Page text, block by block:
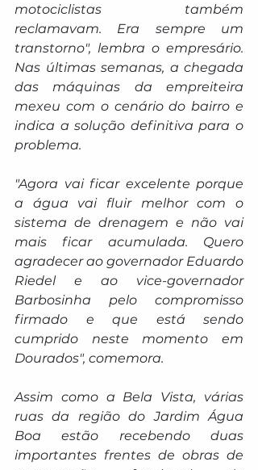
motociclistas também
reclamavam. Era sempre um
transtorno", lembra o empresário.
Nas últimas semanas, a chegada
das máquinas da empreiteira
mexeu com o cenário do bairro e
indica a solução definitiva para o
problema.
"Agora vai ficar excelente porque
a água vai fluir melhor com o
sistema de drenagem e não vai
mais ficar acumulada. Quero
agradecer ao governador Eduardo
Riedel e ao vice-governador
Barbosinha pelo compromisso
firmado e que está sendo
cumprido neste momento em
Dourados", comemora.
Assim como a Bela Vista, várias
ruas da região do Jardim Água
Boa estão recebendo duas
importantes frentes de obras de